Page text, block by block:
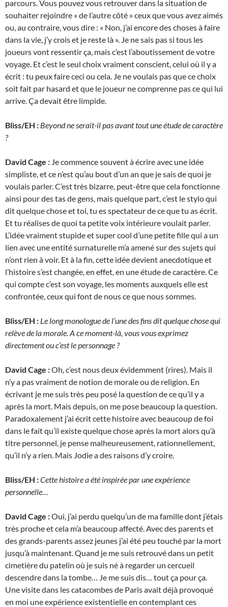
parcours. Vous pouvez vous retrouver dans la situation de
souhaiter rejoindre « de l’autre côté » ceux que vous avez aimés
ou, au contraire, vous dire : « Non, j’ai encore des choses à faire
dans la vie, j’y crois et je reste là ». Je ne sais pas si tous les
joueurs vont ressentir ça, mais c’est l’aboutissement de votre
voyage. Et c’est le seul choix vraiment conscient, celui où il y a
écrit : tu peux faire ceci ou cela. Je ne voulais pas que ce choix
soit fait par hasard et que le joueur ne comprenne pas ce qui lui
arrive. Ça devait être limpide.
Bliss/EH : Beyond ne serait-il pas avant tout une étude de caractère
?
David Cage : Je commence souvent à écrire avec une idée
simpliste, et ce n’est qu’au bout d’un an que je sais de quoi je
voulais parler. C’est très bizarre, peut-être que cela fonctionne
ainsi pour des tas de gens, mais quelque part, c’est le stylo qui
dit quelque chose et toi, tu es spectateur de ce que tu as écrit.
Et tu réalises de quoi ta petite voix intérieure voulait parler.
L’idée vraiment stupide et super cool d’une petite fille qui a un
lien avec une entité surnaturelle m’a amené sur des sujets qui
n’ont rien à voir. Et à la fin, cette idée devient anecdotique et
l’histoire s’est changée, en effet, en une étude de caractère. Ce
qui compte c’est son voyage, les moments auxquels elle est
confrontée, ceux qui font de nous ce que nous sommes.
Bliss/EH : Le long monologue de l’une des fins dit quelque chose qui
relève de la morale. A ce moment-là, vous vous exprimez
directement ou c’est le personnage ?
David Cage :Oh, c’est nous deux évidemment (rires). Mais il
n’y a pas vraiment de notion de morale ou de religion. En
écrivant je me suis très peu posé la question de ce qu’il y a
après la mort. Mais depuis, on me pose beaucoup la question.
Paradoxalement j’ai écrit cette histoire avec beaucoup de foi
dans le fait qu’il existe quelque chose après la mort alors qu’à
titre personnel, je pense malheureusement, rationnellement,
qu’il n’y a rien. Mais Jodie a des raisons d’y croire.
Bliss/EH :Cette histoire a été inspirée par une expérience
personnelle…
David Cage :Oui, j’ai perdu quelqu’un de ma famille dont j’étais
très proche et cela m’a beaucoup affecté. Avec des parents et
des grands-parents assez jeunes j’ai été peu touché par la mort
jusqu’à maintenant. Quand je me suis retrouvé dans un petit
cimetière du patelin où je suis né à regarder un cercueil
descendre dans la tombe… Je me suis dis… tout ça pour ça.
Une visite dans les catacombes de Paris avait déjà provoqué
en moi une expérience existentielle en contemplant ces